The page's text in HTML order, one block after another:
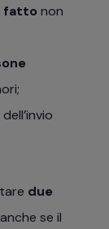
fatto non
due
se il